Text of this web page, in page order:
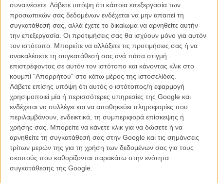
συναινέσετε. Λάβετε υπόψη ότι κάποια επεξεργασία των
προσωπικών σας δεδομένων ενδέχεται να μην απαιτεί τη
συγκατάθεσή σας, αλλά έχετε το δικαίωμα να αρνηθείτε αυτήν
την επεξεργασία. Οι προτιμήσεις σας θα ισχύουν μόνο για αυτόν
τον ιστότοπο. Μπορείτε να αλλάξετε τις προτιμήσεις σας ή να
ανακαλέσετε τη συγκατάθεσή σας ανά πάσα στιγμή
επιστρέφοντας σε αυτόν τον ιστότοπο και κάνοντας κλικ στο
κουμπί "Απορρήτου" στο κάτω μέρος της ιστοσελίδας.
Λάβετε επίσης υπόψη ότι αυτός ο ιστότοπος/η εφαρμογή
χρησιμοποιεί μία ή περισσότερες υπηρεσίες της Google και
ενδέχεται να συλλέγει και να αποθηκεύει πληροφορίες που
περιλαμβάνουν, ενδεικτικά, τη συμπεριφορά επίσκεψης ή
χρήσης σας. Μπορείτε να κάνετε κλικ για να δώσετε ή να
αρνηθείτε τη συγκατάθεσή σας στην Google και τις σημάνσεις
τρίτων μερών της για τη χρήση των δεδομένων σας για τους
σκοπούς που καθορίζονται παρακάτω στην ενότητα
συγκατάθεσης της Google.